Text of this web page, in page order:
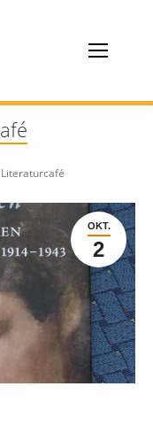
OKT.
2